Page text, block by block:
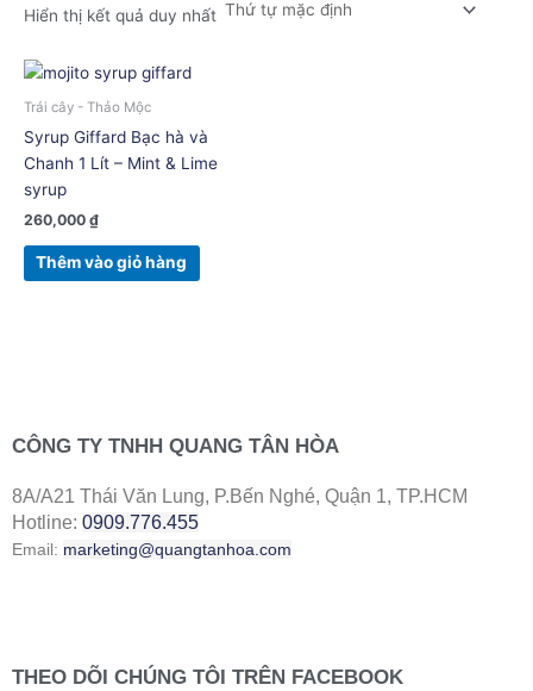
Hiển thị kết quả duy nhất
Trái cây - Thảo Mộc
Syrup Giffard Bạc hà và
Chanh 1 Lít – Mint & Lime
syrup
260,000 ₫
Thêm vào giỏ hàng
CÔNG TY TNHH QUANG TÂN HÒA
8A/A21 Thái Văn Lung, P.Bến Nghé, Quận 1, TP.HCM
Hotline: 0909.776.455
Email: marketing@quangtanhoa.com
THEO DÕI CHÚNG TÔI TRÊN FACEBOOK